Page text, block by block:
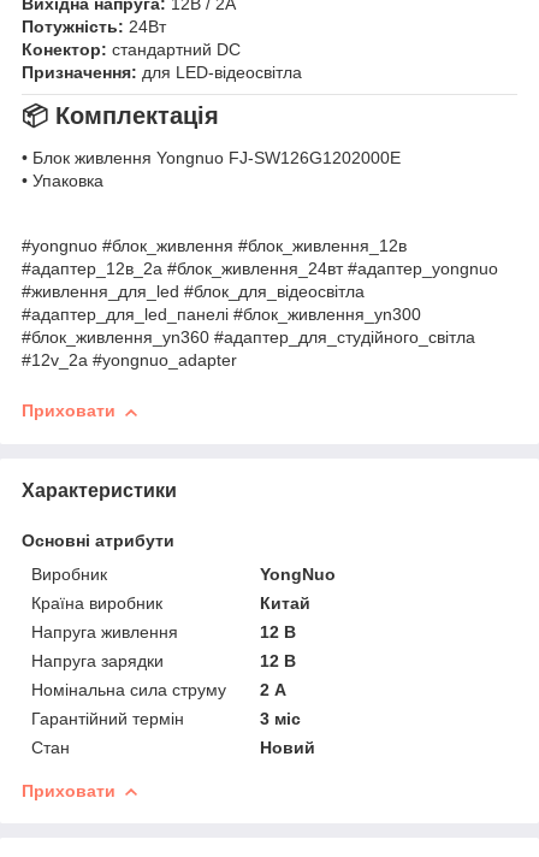
Потужність: 24Вт
Конектор: стандартний DC
Призначення: для LED-відеосвітла
📦 Комплектація
• Блок живлення Yongnuo FJ-SW126G1202000E
• Упаковка
#yongnuo #блок_живлення #блок_живлення_12в
#адаптер_12в_2а #блок_живлення_24вт #адаптер_yongnuo
#живлення_для_led #блок_для_відеосвітла
#адаптер_для_led_панелі #блок_живлення_yn300
#блок_живлення_yn360 #адаптер_для_студійного_світла
#12v_2a #yongnuo_adapter
Приховати
Характеристики
Основні атрибути
Виробник
YongNuo
Країна виробник
Китай
Напруга живлення
12 В
Напруга зарядки
12 В
Номінальна сила струму
2 А
Гарантійний термін
3 міс
Стан
Новий
Приховати